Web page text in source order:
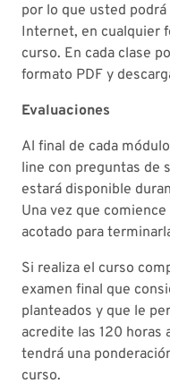
por lo que usted
Internet, en cualquier
curso. En cada clase
formato PDF y
Evaluaciones
Al final de cada
line con preguntas de
estará disponible
Una vez que
acotado para
Si realiza el curso
examen final que
planteados y que le
acredite las 120 horas
tendrá una
curso.